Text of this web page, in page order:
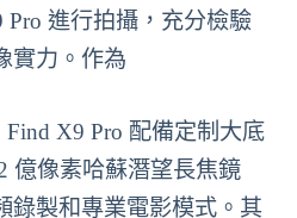
Pro 進行拍攝，充分檢驗
實力。作為
Find X9 Pro 配備定制大底
億像素哈蘇潛望長焦鏡
錄製和專業電影模式。其